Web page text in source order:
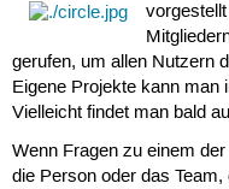
gerufen, um allen Nutzern
Eigene Projekte kann man
Vielleicht findet man bald
Wenn Fragen zu einem
die Person oder das